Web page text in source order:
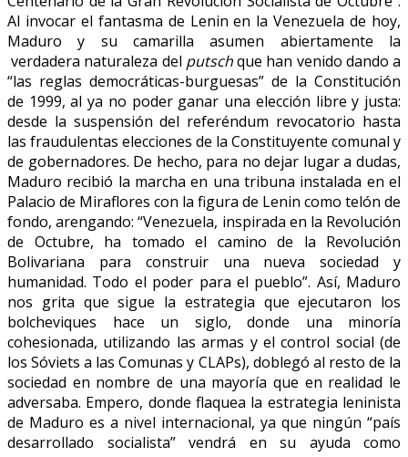
Al invocar el fantasma de Lenin en la Venezuela de hoy,
Maduro y su camarilla asumen abiertamente la
verdadera naturaleza del putschque han venido dando a
“las reglas democráticas-burguesas” de la Constitución
de 1999, al ya no poder ganar una elección libre y justa:
desde la suspensión del referéndum revocatorio hasta
las fraudulentas elecciones de la Constituyente comunal y
de gobernadores. De hecho, para no dejar lugar a dudas,
Maduro recibió la marcha en una tribuna instalada en el
Palacio de Miraflores con la figura de Lenin como telón de
fondo, arengando: “Venezuela, inspirada en la Revolución
de Octubre, ha tomado el camino de la Revolución
Bolivariana para construir una nueva sociedad y
humanidad. Todo el poder para el pueblo”. Así, Maduro
nos grita que sigue la estrategia que ejecutaron los
bolcheviques hace un siglo, donde una minoría
cohesionada, utilizando las armas y el control social (de
los Sóviets a las Comunas y CLAPs), doblegó al resto de la
sociedad en nombre de una mayoría que en realidad le
adversaba. Empero, donde flaquea la estrategia leninista
de Maduro es a nivel internacional, ya que ningún “país
desarrollado socialista” vendrá en su ayuda como